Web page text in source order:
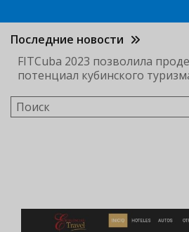
Последние новости
FITCuba 2023 позволила
потенциал кубинского
Поиск